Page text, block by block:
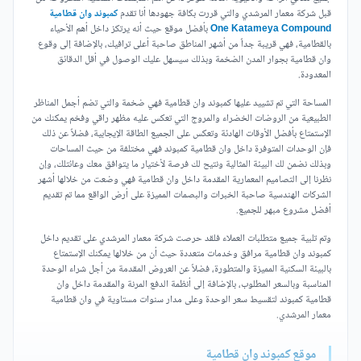
قبل شركة معمار المرشدي والتي قررت بكافة جهودها أنا تقدمكمبوند وان قطامية
One Katameya Compoundبأفضل موقع حيث أنه يرتكز داخل أهم الأحياء
بالقطامية، فهي قريبة جداً من أشهر المناطق صاحبة أعلى ترافيك، بالإضافة إلى وقوع
وان قطامية بجوار المدن الضخمة وبذلك سيسهل عليك الوصول في أقل الدقائق
المعدودة.
المساحة التي تم تشييد عليها كمبوند وان قطامية فهي ضخمة والتي تضم أجمل المناظر
الطبيعية من الروضات الخضراء والمروج التي تعكس عليه مظهر راقي وفخم يمكنك من
الإستمتاع بأفضل الأوقات الهادئة وتعكس على الجميع الطاقة الإيجابية، فضلاً عن ذلك
فإن الوحدات المتوفرة داخل وان قطامية كمبوند فهي مختلفة من حيث المساحات
وبذلك نضمن لك البيئة المثالية ونتيح لك فرصة لأختيار ما يتوافق معك وعائتلك، وإن
نظرنا إلى التصاميم المعمارية المقدمة داخل وان قطامية فهي وضعت من خلالها أشهر
الشركات الهندسية صاحبة الخبرات والبصمات المميزة على أرض الواقع مما تم تقديم
أفضل مشروع مبهر للجميع.
وتم تلبية جميع متطلبات العملاء فلقد حرصت شركة معمار المرشدي على تقديم داخل
كمبوند وان قطامية مرافق وخدمات متعددة حيث أن من خلالها يمكنك الإستمتاع
بالبيئة السكنية المميزة والمتطورة، فضلاً عن العروض المقدمة من أجل شراء الوحدة
المناسبة وبالسعر المطلوب، بالإضافة إلى أنظمة الدفع المرنة والمقدمة داخل وان
قطامية كمبوند لتقسيط سعر الوحدة وعلى مدار سنوات مستاوية في وان قطامية
معمار المرشدي.
موقع كمبوند وان قطامية